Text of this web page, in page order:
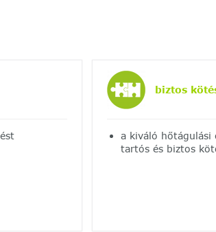
biztos
a kiváló hőtágulási
tartós és biztos